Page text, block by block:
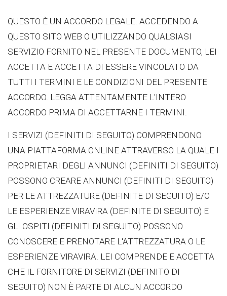
QUESTO È UN ACCORDO LEGALE. ACCEDENDO A
QUESTO SITO WEB O UTILIZZANDO QUALSIASI
SERVIZIO FORNITO NEL PRESENTE DOCUMENTO, LEI
ACCETTA E ACCETTA DI ESSERE VINCOLATO DA
TUTTI I TERMINI E LE CONDIZIONI DEL PRESENTE
ACCORDO. LEGGA ATTENTAMENTE L'INTERO
ACCORDO PRIMA DI ACCETTARNE I TERMINI.
I SERVIZI (DEFINITI DI SEGUITO) COMPRENDONO
UNA PIATTAFORMA ONLINE ATTRAVERSO LA QUALE I
PROPRIETARI DEGLI ANNUNCI (DEFINITI DI SEGUITO)
POSSONO CREARE ANNUNCI (DEFINITI DI SEGUITO)
PER LE ATTREZZATURE (DEFINITE DI SEGUITO) E/O
LE ESPERIENZE VIRAVIRA (DEFINITE DI SEGUITO) E
GLI OSPITI (DEFINITI DI SEGUITO) POSSONO
CONOSCERE E PRENOTARE L'ATTREZZATURA O LE
ESPERIENZE VIRAVIRA. LEI COMPRENDE E ACCETTA
CHE IL FORNITORE DI SERVIZI (DEFINITO DI
SEGUITO) NON È PARTE DI ALCUN ACCORDO